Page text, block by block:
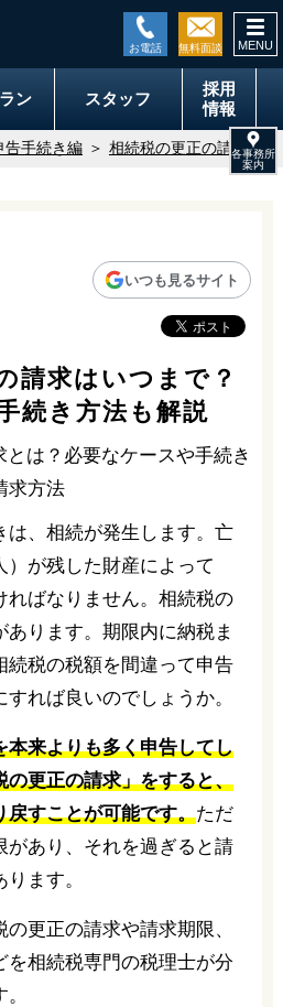
ン スタッフ
採用
情報
告手続き編 相続税の更正の請求は
いつも見るサイト
請求はいつまで？
続き方法も解説
は、相続が発生します。亡
）が残した財産によって
ればなりません。相続税の
ります。期限内に納税ま
続税の税額を間違って申告
れば良いのでしょうか。
本来よりも多く申告してし
の更正の請求」をすると、
戻すことが可能です。ただ
があり、それを過ぎると請
ます。
更正の請求や請求期限、
を相続税専門の税理士が分